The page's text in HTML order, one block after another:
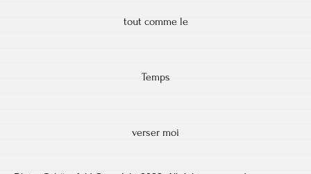
tout comme le
Temps
verser moi